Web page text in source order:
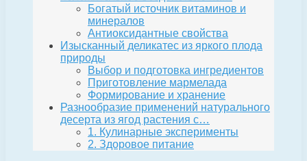
Богатый источник витаминов и
минералов
Антиоксидантные свойства
Изысканный деликатес из яркого плода
природы
Выбор и подготовка ингредиентов
Приготовление мармелада
Формирование и хранение
Разнообразие применений натурального
десерта из ягод растения с…
1. Кулинарные эксперименты
2. Здоровое питание